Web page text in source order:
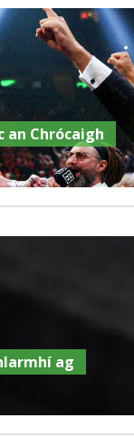
an Chrócaigh
ag